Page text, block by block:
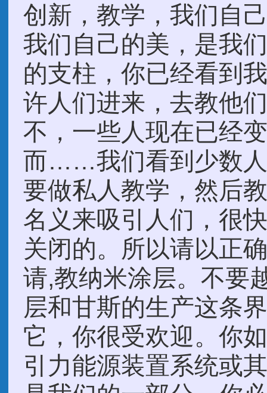
创新，教学，我们自
我们自己的美，是我
的支柱，你已经看到
许人们进来，去教他
不，一些人现在已经
而……我们看到少数人
要做私人教学，然后
名义来吸引人们，很
关闭的。所以请以正
请,教纳米涂层。不要
层和甘斯的生产这条
它，你很受欢迎。你
引力能源装置系统或